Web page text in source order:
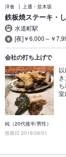
洋食 上通・並木坂
鉄板焼ステーキ・
水道町駅
[夜]￥6,000～￥
会社の打ち上げで
純（20代後半/男性）
投稿日 2019/08/01